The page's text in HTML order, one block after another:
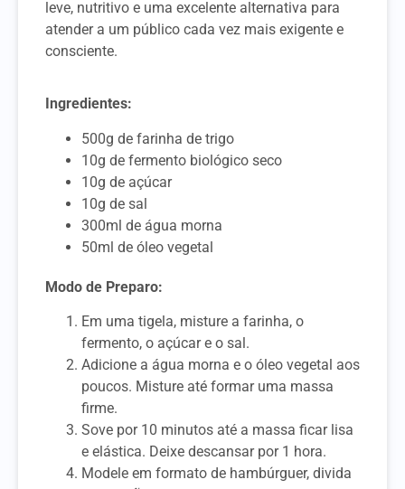
leve, nutritivo e uma excelente alternativa para
atender a um público cada vez mais exigente e
consciente.
Ingredientes:
500g de farinha de trigo
10g de fermento biológico seco
10g de açúcar
10g de sal
300ml de água morna
50ml de óleo vegetal
Modo de Preparo:
Em uma tigela, misture a farinha, o
fermento, o açúcar e o sal.
Adicione a água morna e o óleo vegetal aos
poucos. Misture até formar uma massa
firme.
Sove por 10 minutos até a massa ficar lisa
e elástica. Deixe descansar por 1 hora.
Modele em formato de hambúrguer, divida